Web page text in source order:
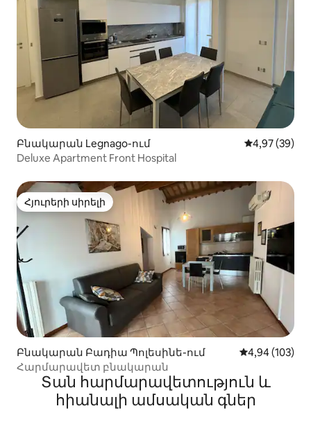
Բնակարան Legnago-ում Միջին
4,97 (39)
Deluxe Apartment Front Hospital
Հյուրերի սիրելի
Հյուրերի սիրելի
Բնակարան Բադիա Պոլեսինե-ում Միջին
4,94 (103)
Հարմարավետ բնակարան
Տան հարմարավետություն և
հիանալի ամսական գներ